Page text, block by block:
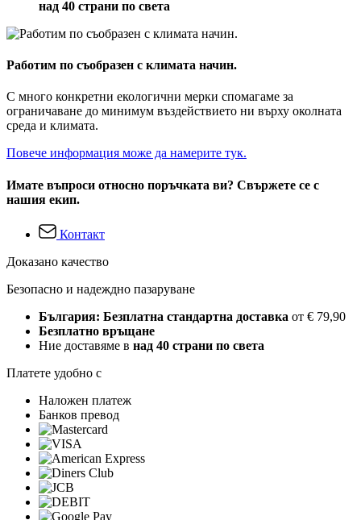
над 40 страни по света
Работим по съобразен с климата начин.
С много конкретни екологични мерки спомагаме за
ограничаване до минимум въздействието ни върху околната
среда и климата.
Повече информация може да намерите тук.
Имате въпроси относно поръчката ви? Свържете се с
нашия екип.
Контакт
Доказано качество
Безопасно и надеждно пазаруване
България: Безплатна стандартна доставка от € 79,90
Безплатно връщане
Ние доставяме в над 40 страни по света
Платете удобно с
Наложен платеж
Банков превод